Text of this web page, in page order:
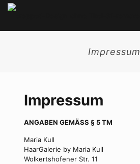
Impressum
Impressum
ANGABEN GEMÄSS § 5 TM
Maria Kull
HaarGalerie by Maria Kull
Wolkertshofener Str. 11